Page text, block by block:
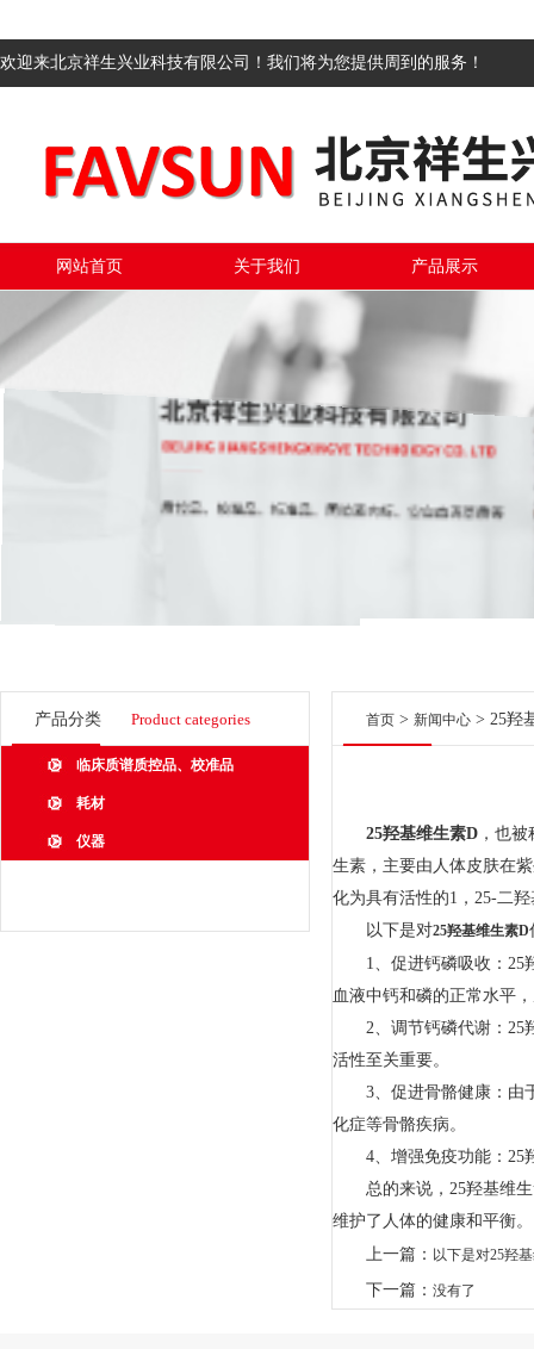
欢迎来北京祥生兴业科技有限公司！我们将为您提供周到的服务！
网站首页 关于我们 产品展示
产品分类 Product categories
临床质谱质控品、校准品
耗材
仪器
首页 > 新闻中心 > 25羟
25羟基维生素D ，也
生素，主要由人体皮肤在
化为具有活性的1，25-二
以下是对25羟基维生素D
1、促进钙磷吸收：25羟
血液中钙和磷的正常水平
2、调节钙磷代谢：25羟
活性至关重要。
3、促进骨骼健康：由于
化症等骨骼疾病。
4、增强免疫功能：25羟
总的来说，25羟基维生
维护了人体的健康和平衡。
上一篇： 以下是对25羟
下一篇： 没有了